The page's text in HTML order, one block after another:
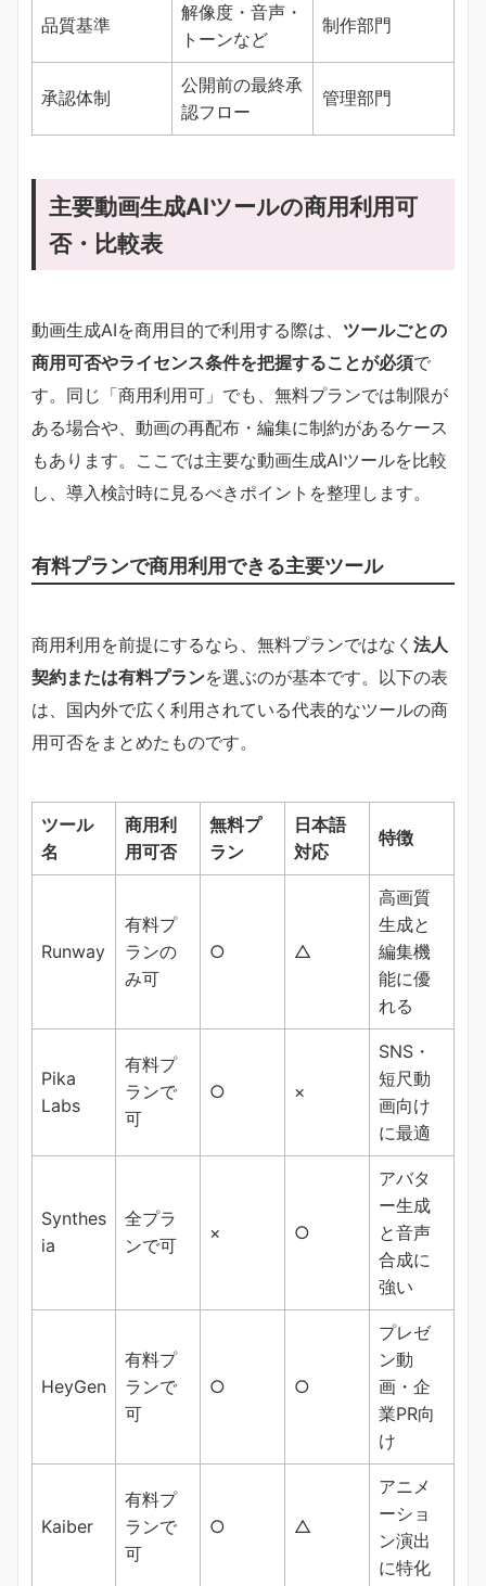
品質基準
解像度・音声・
トーンなど
制作部門
承認体制
公開前の最終承
認フロー
管理部門
主要動画生成AIツールの商用利用可
否・比較表
動画生成AIを商用目的で利用する際は、 ツールごとの
商用可否やライセンス条件を把握することが必須で
す。同じ「商用利用可」でも、無料プランでは制限が
ある場合や、動画の再配布・編集に制約があるケース
もあります。ここでは主要な動画生成AIツールを比較
し、導入検討時に見るべきポイントを整理します。
有料プランで商用利用できる主要ツール
商用利用を前提にするなら、無料プランではなく 法人
契約または有料プランを選ぶのが基本です。以下の表
は、国内外で広く利用されている代表的なツールの商
用可否をまとめたものです。
ツール
名
商用利
用可否
無料プ
ラン
日本語
対応
特徴
Runway
有料プ
ランの
み可
○ △
高画質
生成と
編集機
能に優
れる
Pika
Labs
有料プ
ランで
可
○ ×
SNS・
短尺動
画向け
に最適
Synthes
ia
全プラ
ンで可
× ○
アバタ
ー生成
と音声
合成に
強い
HeyGen
有料プ
ランで
可
○ ○
プレゼ
ン動
画・企
業PR向
け
Kaiber
有料プ
ランで
可
○ △
アニメ
ーショ
ン演出
に特化